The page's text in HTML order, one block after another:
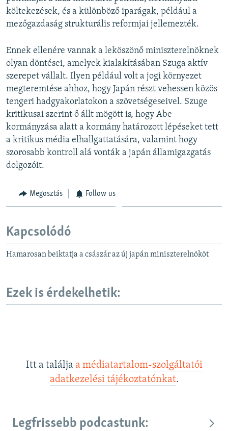
költekezések, és a különböző iparágak, például a
mezőgazdaság strukturális reformjai jellemezték.
Ennek ellenére vannak a leköszönő miniszterelnöknek
olyan döntései, amelyek kialakításában Szuga aktív
szerepet vállalt. Ilyen például volt a jogi környezet
megteremtése ahhoz, hogy Japán részt vehessen közös
tengeri hadgyakorlatokon a szövetségeseivel. Szuge
kritikusai szerint ő állt mögött is, hogy Abe
kormányzása alatt a kormány határozott lépéseket tett
a kritikus média elhallgattatására, valamint hogy
szorosabb kontroll alá vonták a japán államigazgatás
dolgozóit.
Megosztás Follow us
Kapcsolódó
Hamarosan beiktatja a császár az új japán miniszterelnököt
Ezek is érdekelhetik:
Itt a találja a médiatartalom-szolgáltatói
adatkezelési tájékoztatónkat.
Legfrissebb podcastunk: